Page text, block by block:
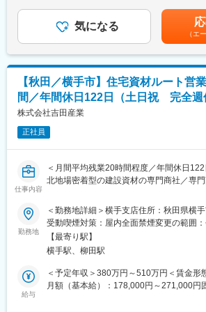
■当社について
寝具・インテリアのリーディングカンパ
の設立以来、80年にわたって多くの人々
ます。地位を不動のものにしたのが、
『muatsu』。凸凹形状の点で体を支える
台数は400万台を超えています。全国100
入しており、モデル・医師・スポーツ選
クノロジーの力と個々のアイデアを結集し
きに探求し続けています。
・マーケットプラン立案及び実行
・店長、店舗スタッフのマネジメント業
大に伴い、直営店舗の出店を進めています
い、店長・エリアマネージャーなどのポジ
ており、販売体制強化のため増員募集を行
■業務の魅力
各店舗の運営マネジメントやヘルプ業務を
ど幅広く店舗づくりに関われるやりがい
す。
これまでの店長としての経験や、複寝具
実した研修制度で睡眠と商品知識を身に付
ただけます。
睡眠に関する知識は、あなた自身の健康に
左右されるアパレルとは異なり、いくつ
生かし、長く就業できます。
■腰を据えて働ける環境
◎年休120日・平均勤続14年・月残業平均
ます。月給(月額)は固定手当を含めた表記
気になる
（エ
【秋田／横手市】住宅資材ルート営
間／年間休日122日（土日祝 完全週
株式会社吉田産業
正社員
仕事内容
＜月間平均残業20時間程度／年間休日
北地場密着型の建設資材の専門商社／専
住宅建設に関わる木材、合板、内装材、
備機器などの住宅資材に関するルート営
■一日の業務の流れ：
８:００～9：00 部門間MTG・内勤業務（
備）
9：00～12：00 客先訪問（お客様の事務
勤務地
＜勤務地詳細＞横手支店住所：秋田県横
受動喫煙対策：屋内全面禁煙変更の範囲
【最寄り駅】
横手駅、柳田駅
給与
＜予定年収＞380万円～510万円＜賃金形
月額（基本給）：178,000円～271,000円